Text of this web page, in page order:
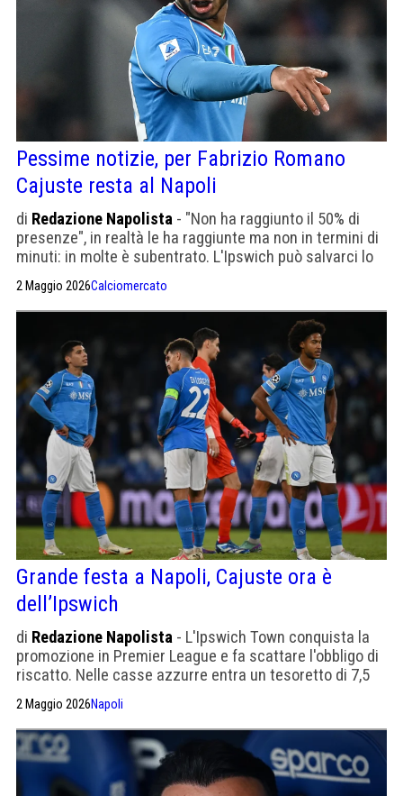
Pessime notizie, per Fabrizio Romano
Cajuste resta al Napoli
di Redazione Napolista - "Non ha raggiunto il 50% di
presenze", in realtà le ha raggiunte ma non in termini di
minuti: in molte è subentrato. L'Ipswich può salvarci lo
stesso con 7,5 milioni
2 Maggio 2026Calciomercato
Grande festa a Napoli, Cajuste ora è
dell’Ipswich
di Redazione Napolista - L'Ipswich Town conquista la
promozione in Premier League e fa scattare l'obbligo di
riscatto. Nelle casse azzurre entra un tesoretto di 7,5
2 Maggio 2026Napoli